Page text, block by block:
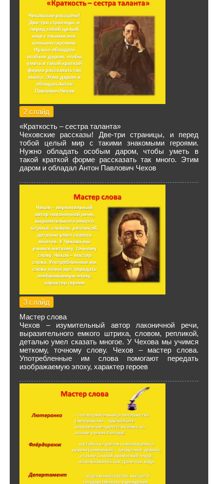
2 слайд
«Краткость – сестра таланта»
Чеховские рассказы! Две-три страницы, и перед
тобой целый мир с такими зна­комыми героями.
Нужно обладать особым даром, чтобы уметь в
такой краткой форме рассказать так много. Этим
даром и обладал Антон Павлович Чехов
3 слайд
Мастер слова
Чехов – изумительный автор лаконичной речи,
выразительного емкого штриха, словом, репликой,
деталью умел сказать многое. У Чехова мы учимся
меткому, точному слову. Чехов – мастер слова.
Употребленные им слова помогают передать
изображаемую эпоху, характер героев